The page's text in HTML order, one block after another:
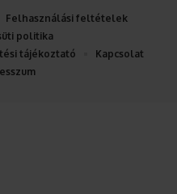
Felhasználási feltételek
politika
tájékoztató
Kapcsolat